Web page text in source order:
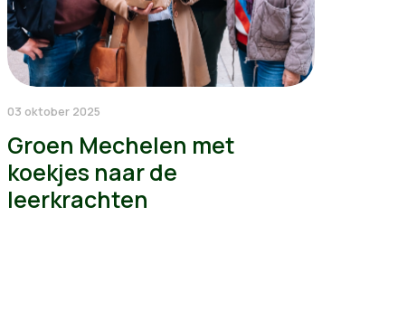
03 oktober 2025
Groen Mechelen met
koekjes naar de
leerkrachten